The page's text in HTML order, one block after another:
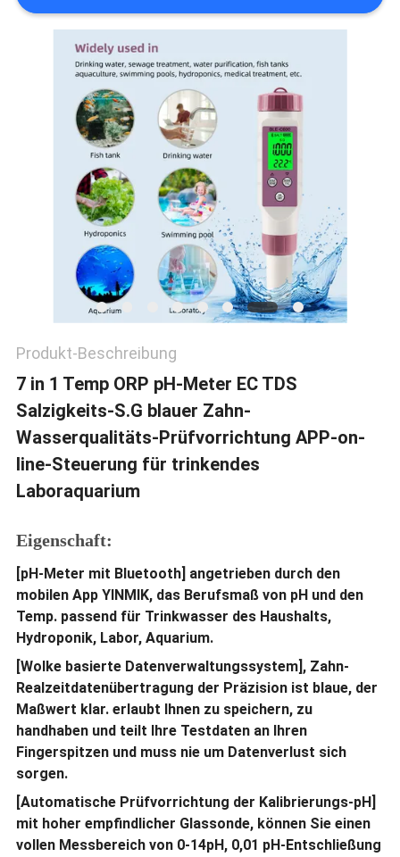
Produkt-Beschreibung
7 in 1 Temp ORP pH-Meter EC TDS
Salzigkeits-S.G blauer Zahn-
Wasserqualitäts-Prüfvorrichtung APP-on-
line-Steuerung für trinkendes
Laboraquarium
Eigenschaft:
[pH-Meter mit Bluetooth] angetrieben durch den
mobilen App YINMIK, das Berufsmaß von pH und den
Temp. passend für Trinkwasser des Haushalts,
Hydroponik, Labor, Aquarium.
[Wolke basierte Datenverwaltungssystem], Zahn-
Realzeitdatenübertragung der Präzision ist blaue, der
Maßwert klar. erlaubt Ihnen zu speichern, zu
handhaben und teilt Ihre Testdaten an Ihren
Fingerspitzen und muss nie um Datenverlust sich
sorgen.
[Automatische Prüfvorrichtung der Kalibrierungs-pH]
mit hoher empfindlicher Glassonde, können Sie einen
vollen Messbereich von 0-14pH, 0,01 pH-Entschließung